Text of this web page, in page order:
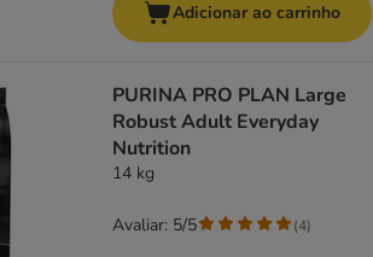
Adicionar ao carrinho
PURINA PRO PLAN Large
Robust Adult Everyday
Nutrition
14 kg
Avaliar: 5/5 (4)